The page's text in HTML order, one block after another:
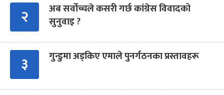
२
अब सर्वोच्चले कसरी गर्छ कांग्रेस विवादको
सुनुवाइ ?
३ गुन्डुमा अड्किए एमाले पुनर्गठनका प्रस्तावहरू